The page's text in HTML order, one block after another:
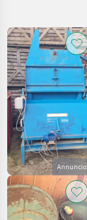
Annuncio